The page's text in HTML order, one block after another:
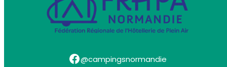
Facebook @campingsnormandie